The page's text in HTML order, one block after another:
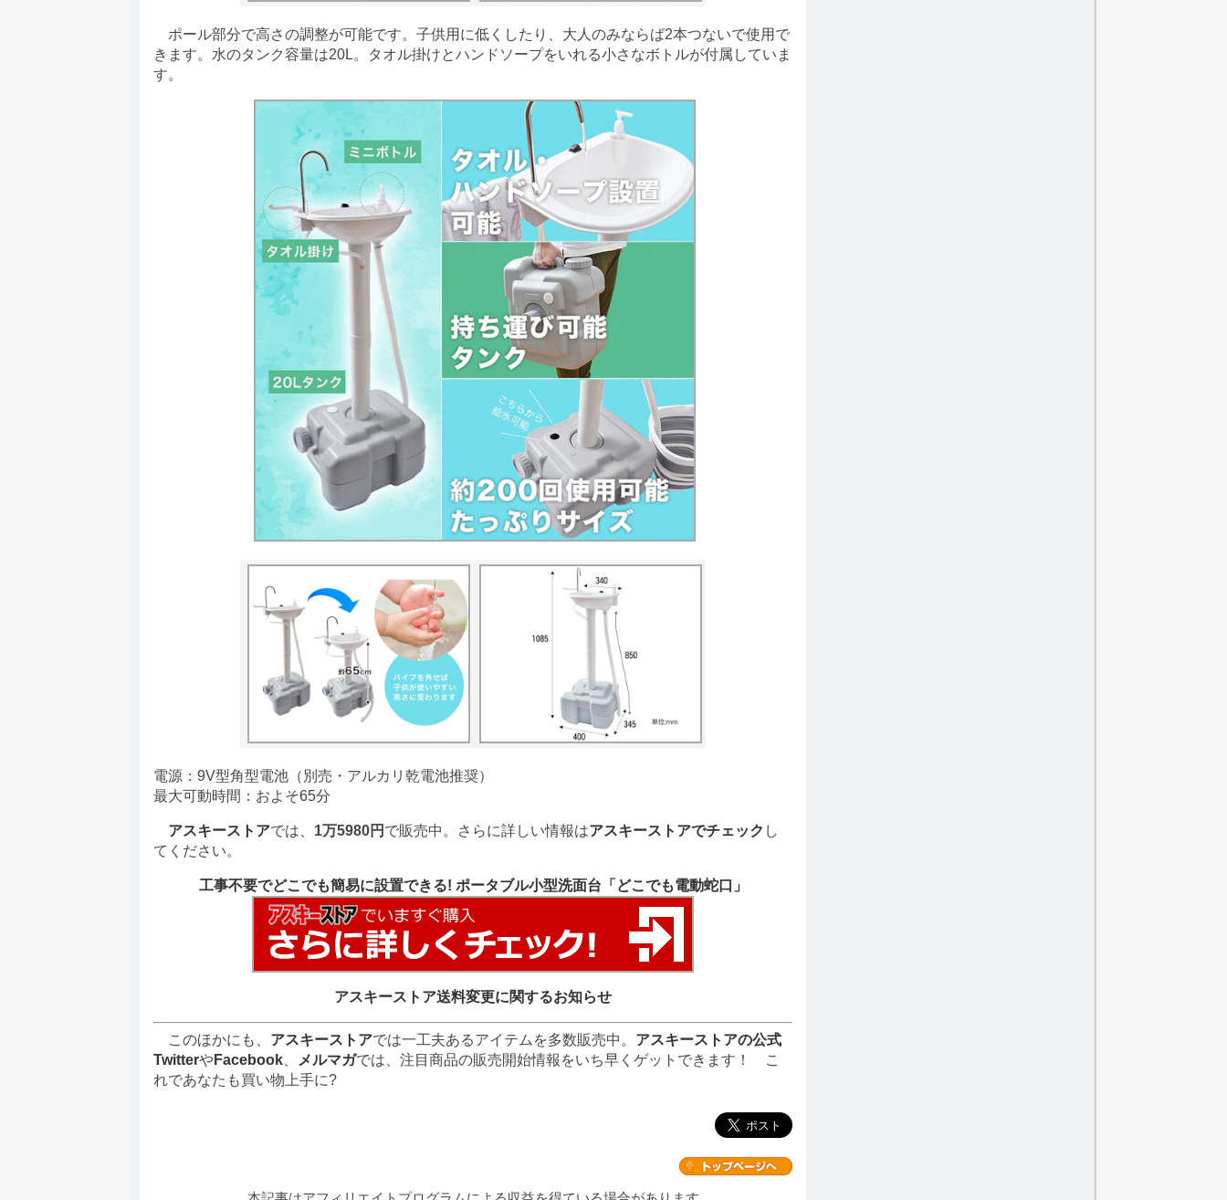
ポール部分で高さの調整が可能です。子供用に低くしたり、大人のみならば2本つないで使用で
きます。水のタンク容量は20L。タオル掛けとハンドソープをいれる小さなボトルが付属していま
す。
電源：9V型角型電池（別売・アルカリ乾電池推奨）
最大可動時間：およそ65分
アスキーストアでは、 1万5980円 で販売中。さらに詳しい情報はアスキーストアでチェック し
てください。
工事不要でどこでも簡易に設置できる! ポータブル小型洗面台「どこでも電動蛇口」
アスキーストア送料変更に関するお知らせ
このほかにも、 アスキーストアでは一工夫あるアイテムを多数販売中。 アスキーストアの公式
TwitterやFacebook メルマガでは、注目商品の販売開始情報をいち早くゲットできます！ こ
れであなたも買い物上手に?